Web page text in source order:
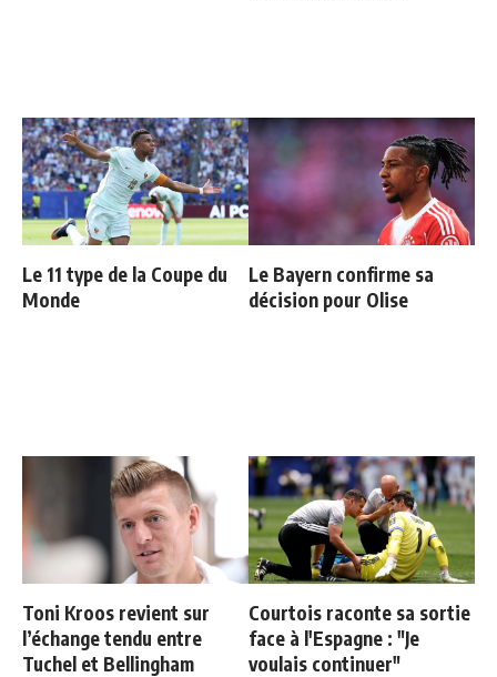
Le 11 type de la Coupe du
Monde
Le Bayern confirme sa
décision pour Olise
Toni Kroos revient sur
l’échange tendu entre
Tuchel et Bellingham
Courtois raconte sa sortie
face à l'Espagne : "Je
voulais continuer"